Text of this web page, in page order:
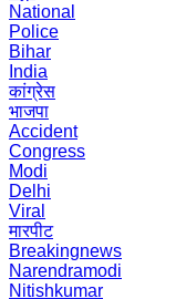
National
Police
Bihar
India
कांग्रेस
भाजपा
Accident
Congress
Modi
Delhi
Viral
मारपीट
Breakingnews
Narendramodi
Nitishkumar